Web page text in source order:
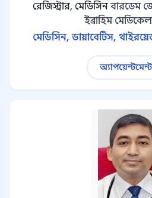
রেজিস্ট্রার, মেডিসিন বারডেম
ইব্রাহিম
মেডিসিন, ডায়াবেটিস,